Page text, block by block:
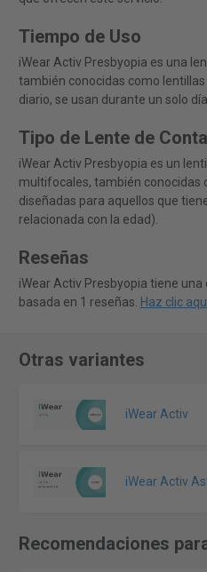
Tiempo de Uso
iWear Activ Presbyopia es una
también conocidas como
diario, se usan durante un solo
Tipo de Lente de
iWear Activ Presbyopia es un
multifocales, también conocidas
diseñadas para aquellos que
relacionada con la edad).
Reseñas
iWear Activ Presbyopia tiene
basada en 1 reseñas. Haz clic
Otras variantes
iWear Activ
iWear Activ
Recomendaciones